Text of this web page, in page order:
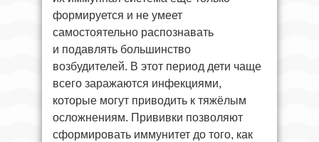
формируется и не умеет
самостоятельно распознавать
и подавлять большинство
возбудителей. В этот период дети чаще
всего заражаются инфекциями,
которые могут приводить к тяжёлым
осложнениям. Прививки позволяют
сформировать иммунитет до того, как